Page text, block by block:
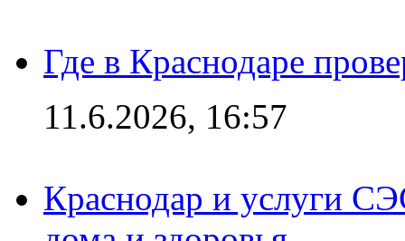
Где в Краснодаре
11.6.2026, 16:57
Краснодар и услуги